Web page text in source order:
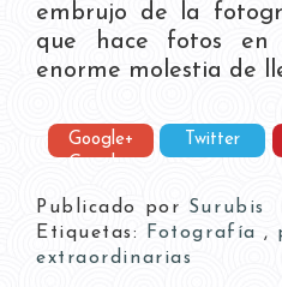
embrujo de la
que hace fotos
enorme molestia de
Google+
Twitter
Publicado por Surubis
Etiquetas: Fotografía,
extraordinarias